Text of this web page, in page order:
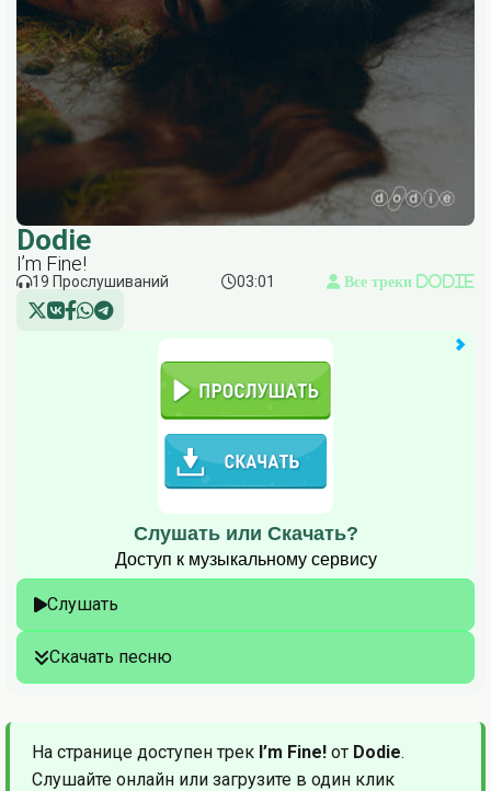
Dodie
I’m Fine!
19 Прослушиваний 03:01 Все треки Dodie
Слушать или Скачать?
Доступ к музыкальному сервису
Слушать
Скачать песню
На странице доступен трек I’m Fine! от Dodie.
Слушайте онлайн или загрузите в один клик